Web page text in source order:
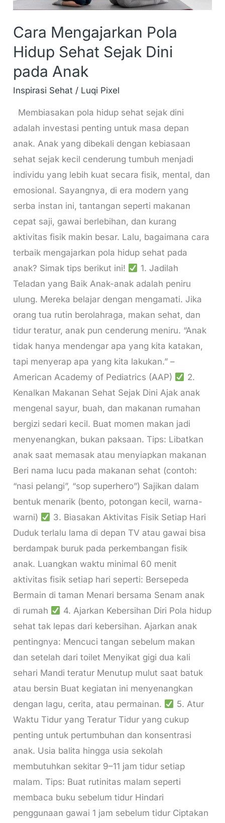
Cara Mengajarkan Pola
Hidup Sehat Sejak Dini
pada Anak
Inspirasi Sehat / Luqi Pixel
Membiasakan pola hidup sehat sejak dini
adalah investasi penting untuk masa depan
anak. Anak yang dibekali dengan kebiasaan
sehat sejak kecil cenderung tumbuh menjadi
individu yang lebih kuat secara fisik, mental, dan
emosional. Sayangnya, di era modern yang
serba instan ini, tantangan seperti makanan
cepat saji, gawai berlebihan, dan kurang
aktivitas fisik makin besar. Lalu, bagaimana cara
terbaik mengajarkan pola hidup sehat pada
anak? Simak tips berikut ini!
1. Jadilah
Teladan yang Baik Anak-anak adalah peniru
ulung. Mereka belajar dengan mengamati. Jika
orang tua rutin berolahraga, makan sehat, dan
tidur teratur, anak pun cenderung meniru. “Anak
tidak hanya mendengar apa yang kita katakan,
tapi menyerap apa yang kita lakukan.” –
American Academy of Pediatrics (AAP)
2.
Kenalkan Makanan Sehat Sejak Dini Ajak anak
mengenal sayur, buah, dan makanan rumahan
bergizi sedari kecil. Buat momen makan jadi
menyenangkan, bukan paksaan. Tips: Libatkan
anak saat memasak atau menyiapkan makanan
Beri nama lucu pada makanan sehat (contoh:
“nasi pelangi”, “sop superhero”) Sajikan dalam
bentuk menarik (bento, potongan kecil, warna-
warni)
3. Biasakan Aktivitas Fisik Setiap Hari
Duduk terlalu lama di depan TV atau gawai bisa
berdampak buruk pada perkembangan fisik
anak. Luangkan waktu minimal 60 menit
aktivitas fisik setiap hari seperti: Bersepeda
Bermain di taman Menari bersama Senam anak
di rumah
4. Ajarkan Kebersihan Diri Pola hidup
sehat tak lepas dari kebersihan. Ajarkan anak
pentingnya: Mencuci tangan sebelum makan
dan setelah dari toilet Menyikat gigi dua kali
sehari Mandi teratur Menutup mulut saat batuk
atau bersin Buat kegiatan ini menyenangkan
dengan lagu, cerita, atau permainan.
5. Atur
Waktu Tidur yang Teratur Tidur yang cukup
penting untuk pertumbuhan dan konsentrasi
anak. Usia balita hingga usia sekolah
membutuhkan sekitar 9–11 jam tidur setiap
malam. Tips: Buat rutinitas malam seperti
membaca buku sebelum tidur Hindari
penggunaan gawai 1 jam sebelum tidur Ciptakan
Anak